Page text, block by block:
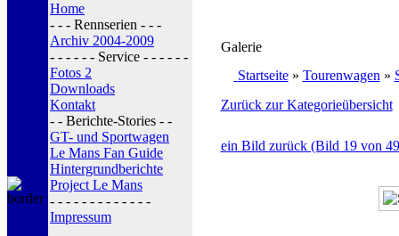
Home
- - - Rennserien - - -
Archiv 2004-2009
- - - - - - Service - - - - - -
Fotos 2
Downloads
Kontakt
- - Berichte-Stories - -
GT- und Sportwagen
Le Mans Fan Guide
Hintergrundberichte
Project Le Mans
- - - - - - - - - - - - -
Impressum
Galerie
Startseite» Tourenwagen »
Zurück zur Kategorieübersicht
ein Bild zurück (Bild 19 von